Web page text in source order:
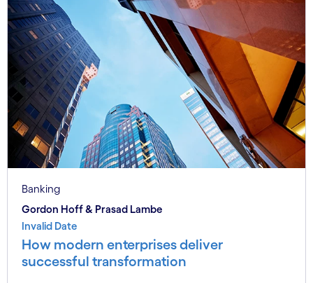
Banking
Gordon Hoff & Prasad Lambe
Invalid Date
How modern enterprises deliver
successful transformation